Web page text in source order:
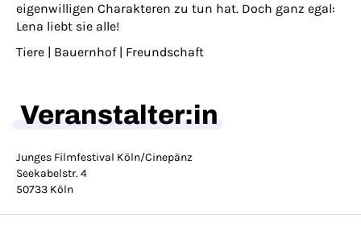
eigenwilligen Charakteren zu tun hat. Doch ganz egal:
Lena liebt sie alle!
Tiere | Bauernhof | Freundschaft
Veranstalter:in
Junges Filmfestival Köln/Cinepänz
Seekabelstr. 4
50733 Köln